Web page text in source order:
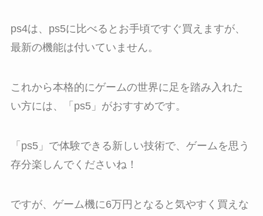
ps4は、ps5に比べるとお手頃ですぐ買えますが、
最新の機能は付いていません。
これから本格的にゲームの世界に足を踏み入れた
い方には、「ps5」がおすすめです。
「ps5」で体験できる新しい技術で、ゲームを思う
存分楽しんでくださいね！
ですが、ゲーム機に6万円となると気やすく買えな